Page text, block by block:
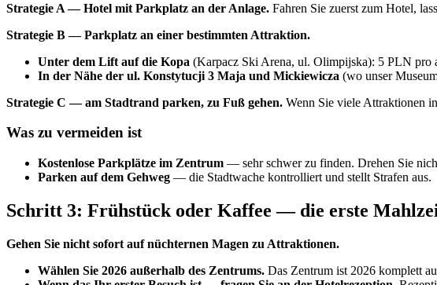
Strategie A — Hotel mit Parkplatz an der Anlage. Fahren Sie zuerst zum Hotel,
Strategie B — Parkplatz an einer bestimmten Attraktion.
Unter dem Lift auf die Kopa (Karpacz Ski Arena, ul. Olimpijska): 5 PLN pro
In der Nähe der ul. Konstytucji 3 Maja und Mickiewicza (wo unser
Strategie C — am Stadtrand parken, zu Fuß gehen. Wenn Sie viele Attraktionen
Was zu vermeiden ist
Kostenlose Parkplätze im Zentrum — sehr schwer zu finden. Drehen Sie
Parken auf dem Gehweg — die Stadtwache kontrolliert und stellt Strafen aus.
Schritt 3: Frühstück oder Kaffee — die erste
Gehen Sie nicht sofort auf nüchternen Magen zu Attraktionen.
Wählen Sie 2026 außerhalb des Zentrums. Das Zentrum ist 2026 komplett